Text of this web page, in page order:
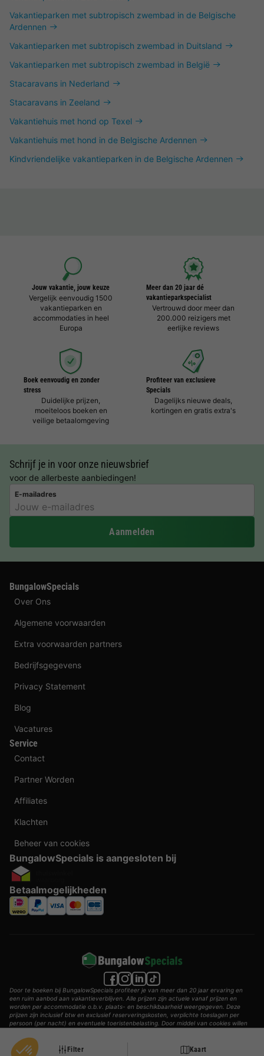
Filter Kaart
Vakantieparken met subtropisch zwembad in de Belgische
Ardennen
Vakantieparken met subtropisch zwembad in Duitsland
Vakantieparken met subtropisch zwembad in België
Stacaravans in Nederland
Stacaravans in Zeeland
Vakantiehuis met hond op Texel
Vakantiehuis met hond in de Belgische Ardennen
Kindvriendelijke vakantieparken in de Belgische Ardennen
Jouw vakantie, jouw keuze
Vergelijk eenvoudig 1500
vakantieparken en
accommodaties in heel
Europa
Meer dan 20 jaar dé
vakantieparkspecialist
Vertrouwd door meer dan
200.000 reizigers met
eerlijke reviews
Boek eenvoudig en zonder
stress
Duidelijke prijzen,
moeiteloos boeken en
veilige betaalomgeving
Profiteer van exclusieve
Specials
Dagelijks nieuwe deals,
kortingen en gratis extra's
Schrijf je in voor onze nieuwsbrief
voor de allerbeste aanbiedingen!
E-mailadres
Aanmelden
BungalowSpecials
Over Ons
Algemene voorwaarden
Extra voorwaarden partners
Bedrijfsgegevens
Privacy Statement
Blog
Vacatures
Service
Contact
Partner Worden
Affiliates
Klachten
Beheer van cookies
BungalowSpecials is aangesloten bij
Betaalmogelijkheden
Door te boeken bij BungalowSpecials profiteer je van meer dan 20 jaar ervaring en
een ruim aanbod aan vakantieverblijven. Alle prijzen zijn actuele vanaf prijzen en
worden per accommodatie o.b.v. plaats- en beschikbaarheid weergegeven. Deze
prijzen zijn inclusief btw en exclusief reserveringskosten, verplichte toeslagen per
persoon (per nacht) en eventuele toeristenbelasting. Door middel van cookies willen
© 2002 - 2025 AddGuests B.V. Alle rechten voorbehouden.